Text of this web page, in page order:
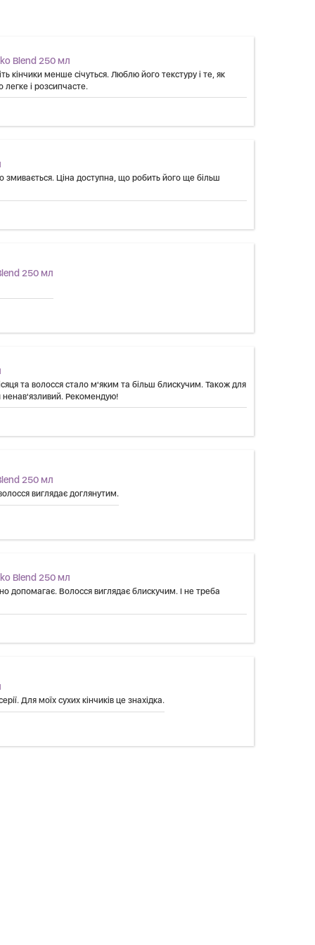
Blend 250 мл
менше січуться. Люблю його текстуру і те, як
і розсипчасте.
змивається. Ціна доступна, що робить його ще більш
250 мл
та волосся стало м'яким та більш блискучим. Також для
Рекомендую!
250 мл
виглядає доглянутим.
Blend 250 мл
допомагає. Волосся виглядає блискучим. І не треба
Для моїх сухих кінчиків це знахідка.